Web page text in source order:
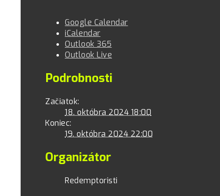
Google Calendar
iCalendar
Outlook 365
Outlook Live
Podrobnosti
Začiatok:
18. októbra 2024 18:00
Koniec:
19. októbra 2024 22:00
Organizátor
Redemptoristi